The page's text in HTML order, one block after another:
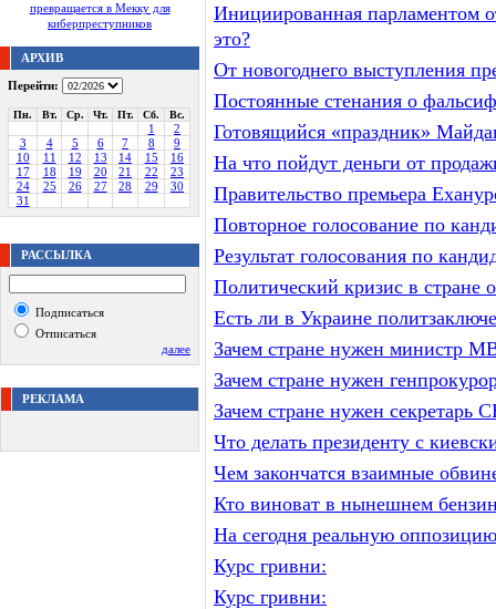
превращается в Мекку для
киберпреступников
АРХИВ
Перейти:
Пн. Вт. Ср. Чт. Пт. Сб. Вс.
1
2
3
4 5 6 7 8
9
10
11 12 13 14 15
16
17
18 19 20 21 22
23
24
25 26 27 28 29
30
31
РАССЫЛКА
Подписаться
Отписаться
далее
РЕКЛАМА
Инициированная парламентом
это?
От новогоднего выступления
Постоянные стенания о
Готовящийся «праздник»
На что пойдут деньги от
Правительство премьера
Повторное голосование по
Результат голосования по
Политический кризис в стране
Есть ли в Украине
Зачем стране нужен министр
Зачем стране нужен
Зачем стране нужен секретарь
Что делать президенту с
Чем закончатся взаимные
Кто виноват в нынешнем
На сегодня реальную
Курс гривни:
Курс гривни: